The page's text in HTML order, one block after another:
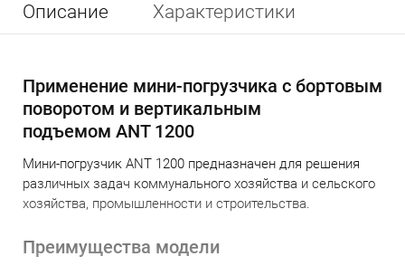
Описание Характеристики
Применение мини-погрузчика с бортовым
поворотом и вертикальным
подъемом ANT 1200
Мини-погрузчик ANT 1200 предназначен для решения
различных задач коммунального хозяйства и сельского
хозяйства, промышленности и строительства.
Преимущества модели